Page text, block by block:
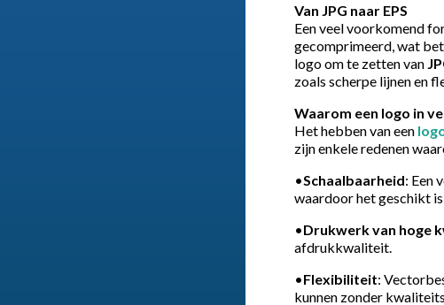
Van JPG naar EPS
Een veel voorkomend
gecomprimeerd, wat
logo om te zetten van
zoals scherpe lijnen en
Waarom een logo in
Het hebben van een
zijn enkele redenen
•Schaalbaarheid: Een
waardoor het geschikt
•Drukwerk van hoge
afdrukkwaliteit.
•Flexibiliteit:
kunnen zonder